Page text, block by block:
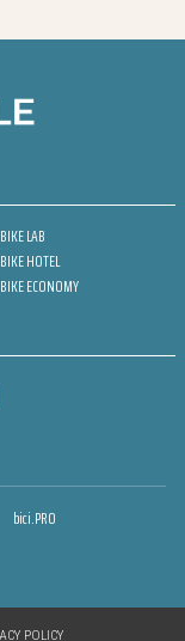
BIKE LAB
BIKE HOTEL
BIKE ECONOMY
bici.PRO
POLICY